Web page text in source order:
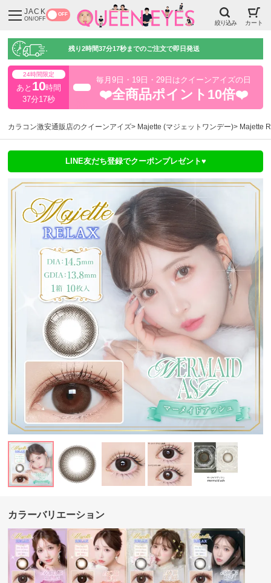
JACK
ON/OFF
OFF
絞り込み カート
残り2時間37分16秒までのご注文で即日発送
24時間限定
あと 10時間
37分16秒
毎月9日・19日・29日はクイーンアイズの日
❤️全商品ポイント10倍❤️
カラコン激安通販店のクイーンアイズ Majette (マジェットワンデー) Majette
LINE友だち登録でクーポンプレゼント♥
カラーバリエーション